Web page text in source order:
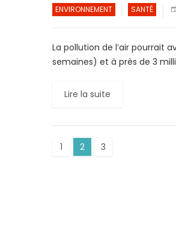
ENVIRONNEMENT SANTÉ
La pollution de l’air pourrait
semaines) et à près de 3
Lire la suite
1 2 3